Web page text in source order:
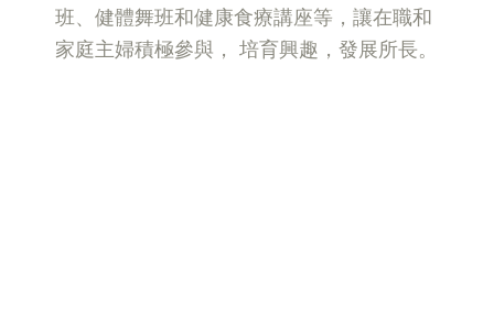
班、健體舞班和健康食療講座等，讓在職和
家庭主婦積極參與， 培育興趣，發展所長。